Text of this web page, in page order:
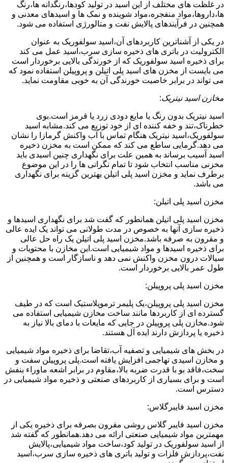
در غلظت های مختلف از این اسید در تولید کودها،رنگدانه ها،رنگ
ها،داروها،مواد منفجره،مواد شوینده و نمک ها و اسیدهای معدنی و
همچنین در فرآیندهای پالایش نفت و متالورژی استفاده می شود.
در یکی از آشناترین کاربردهای آن،اسید سولفوریک به عنوان
الکترولیت در باتری های ذخیره سازی سرب،اسید عمل می کند
برای ذخیره اسید سولفوریک که از خورندگی بالایی برخوردار است
می بایست از مخزن های اسید پلی اتیلن و پروپیلن استفاده نمود که
می تواند در برابر خاصیت خورندگی آن به خوبی مقاومت نماید.
مخازن اسید نیتریک:
اسید نیتریک بدون رنگ یا مایع دودی زرد یا قرمز است.بوی
خطرناک،تند و خفه کننده ای از خود توزیع می کند.مشابه اسید
سولفوریک،اسید نیتریک هنگام تماس با آب واکنش گرمازا را نشان
می دهد.گرمایی ساطع می کند که ممکن است به مخزن ذخیره
اسید آسیب برساند به همین علت برای نگهداری چنین اسیدی باید
مخزنی مناسب انتخاب شود تا تمام نگرانی ها را در این موضوع
برطرف نماید و مخزن اسید پلی اتیلن بهترین گزینه برای نگهداری
می باشد.
مخزن اسید پلی اتیلن:
مخزن اسید پلی اتیلن همانطور که گفت شد برای نگهداری اسیدها و
ذخیره سازی آنها به خصوص در مدت طولانی می تواند یک ایده عالی
و مقرون به صرفه باشد.مخزن اسید پلی اتیلن یک راه حل عالی
برای ذخیره اسیدها و مواد شیمیایی است.این مخازن با محتویات و
سیالات درون مخزن واکنش نمی دهد و ناسازگار است و همچنین از
طول عمر بالایی برخوردار است.
مخزن اسید پلی پروپیلن:
مخزن اسید پلی پروپیلن،یک پلیمر ترموپلاستیک است که در طیف
گسترده ای از کاربردها مانند ساخت مخازن شیمیایی استفاده می
شود.مخازن پلی پروپیلن در جایی که مایعات با دمای بالا نیاز به
ذخیره یا پردازش دارند ایده آل هستند.
در بخش های شیمیایی و تصفیه آب،تقاضا برای ذخیره مواد شیمیایی
و مخازن اسیدی تهاجمی افزایش یافته است.پلی پروپیلن سفت و
سخت،فاقد بو با قدرت ضربه بالا،مقاوم در برابر اشعه ماوراء بنفش
است و برای بسیاری از کاربردهای صنعتی و ذخیره مواد شیمیایی در
دسترس است.
مخزن اسید فایبرگلاس:
مخزن اسید فایبر گلاس روشی مقرون بصرفه برای ذخیره یکی از
مهمترین مواد شیمیایی صنعتی ارائه می دهد.همانطور که گفته شد
از اسید سولفوریک در تولید کود،ساخت مواد شیمیایی،پالایش
نفت،پردازش فلزات و تولید باتری های ذخیره سازی سرب،اسید